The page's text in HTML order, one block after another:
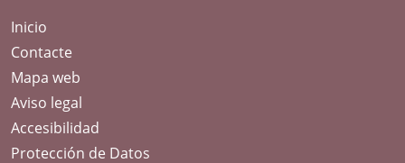
Inicio
Contacte
Mapa web
Aviso legal
Accesibilidad
Protección de Datos